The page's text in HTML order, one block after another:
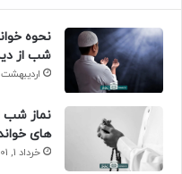
نحوه
شب از
اردیبهشت 27, 1401
نماز شب
های
خرداد 1, 1401